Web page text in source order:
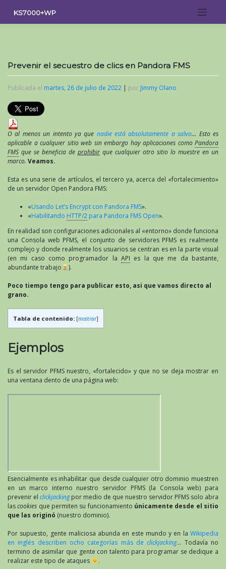
contenido
KS7000+WP
Prevenir el secuestro de clics en Pandora FMS
Publicada el martes, 26 de julio de 2022 | por Jimmy Olano
O al menos un intento ya que nadie está absolutamente a salvo… Esto es
aplicable a cualquier sitio web sin embargo hay aplicaciones como Pandora
FMS que se beneficia de prohibir que cualquier otro sitio lo muestre en un
marco. Veamos.
Esta es una serie de artículos, el tercero ya, acerca del «fortalecimiento»
de un servidor Open Pandora FMS:
«Usando Let’s Encrypt con Pandora FMS».
«Habilitando HTTP/2 para Pandora FMS Open».
En realidad son configuraciones adicionales al «entorno» donde funciona
una Consola web PFMS, el conjunto de servidores PFMS es realmente
complejo y donde realmente los usuarios se centran es en la parte visual
(en mi caso como programador la API es la que me da bastante,
abundante trabajo
).
Poco tiempo tengo para publicar esto, asi que vamos directo al
grano.
Tabla de contenido: [mostrar]
Ejemplos
Es el servidor PFMS nuestro, «fortalecido» y que no se deja mostrar en
una ventana dento de una página web:
Esencialmente es inhabilitar que desde cualquier otro dominio muestren
en un marco interno nuestro servidor PFMS (la Consola web) para
prevenir el clickjackingpor medio de que nuestro servidor PFMS solo abra
lascookies que permiten su funcionamiento únicamente desde el sitio
que las originó (nuestro dominio).
Por supuesto, gente maliciosa abunda en este mundo y en la Wikipedia
en inglés describen ocho categorías más declickjacking… Todavía no
termino de asimilar que gente con talento para programar se dedique a
realizar este tipo de ataques
.